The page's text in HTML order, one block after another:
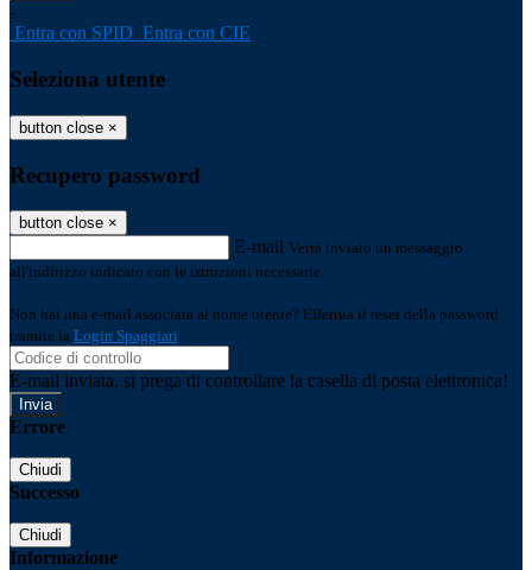
-
Entra con SPID Entra con CIE
Seleziona utente
button close ×
Recupero password
button close ×
E-mail Verrà inviato un messaggio
all'indirizzo indicato con le istruzioni necessarie.
Non hai una e-mail associata al nome utente? Effettua il reset della password
tramite la Login Spaggiari
E-mail inviata, si prega di controllare la casella di posta elettronica!
Errore
Chiudi
Successo
Chiudi
Informazione